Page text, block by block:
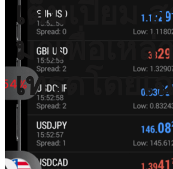
เต็มเปี่ยม
มาเพื่อเหล่
เทรดโดยเ